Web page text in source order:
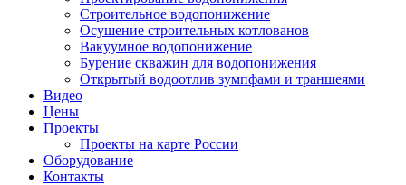
Строительное водопонижение
Осушение строительных котлованов
Вакуумное водопонижение
Бурение скважин для водопонижения
Открытый водоотлив зумпфами и траншеями
Видео
Цены
Проекты
Проекты на карте России
Оборудование
Контакты